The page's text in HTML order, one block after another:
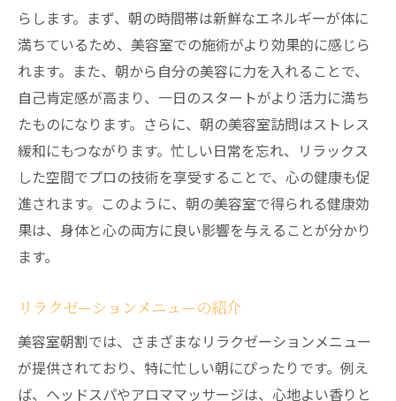
らします。まず、朝の時間帯は新鮮なエネルギーが体に
満ちているため、美容室での施術がより効果的に感じら
れます。また、朝から自分の美容に力を入れることで、
自己肯定感が高まり、一日のスタートがより活力に満ち
たものになります。さらに、朝の美容室訪問はストレス
緩和にもつながります。忙しい日常を忘れ、リラックス
した空間でプロの技術を享受することで、心の健康も促
進されます。このように、朝の美容室で得られる健康効
果は、身体と心の両方に良い影響を与えることが分かり
ます。
リラクゼーションメニューの紹介
美容室朝割では、さまざまなリラクゼーションメニュー
が提供されており、特に忙しい朝にぴったりです。例え
ば、ヘッドスパやアロママッサージは、心地よい香りと